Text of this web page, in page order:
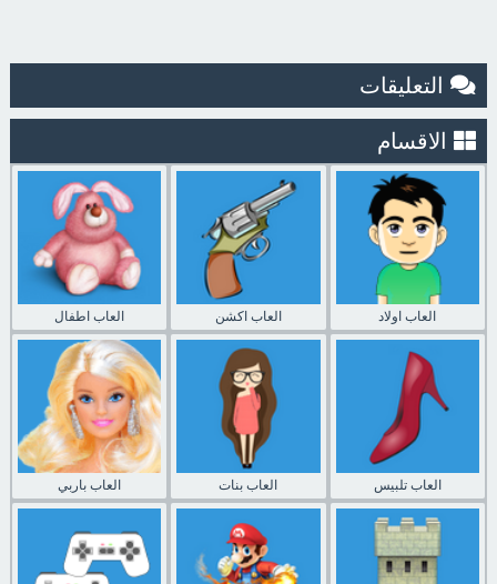
التعليقات
الاقسام
العاب اطفال العاب اكشن العاب اولاد
العاب باربي العاب بنات العاب تلبيس